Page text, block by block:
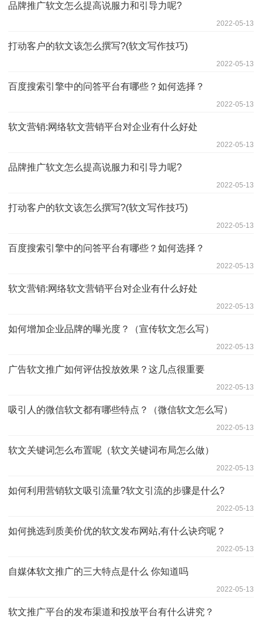
品牌推广软文怎么提高说服力和引导力呢?
2022-05-13
打动客户的软文该怎么撰写?(软文写作技巧)
2022-05-13
百度搜索引擎中的问答平台有哪些？如何选择？
2022-05-13
软文营销:网络软文营销平台对企业有什么好处
2022-05-13
品牌推广软文怎么提高说服力和引导力呢?
2022-05-13
打动客户的软文该怎么撰写?(软文写作技巧)
2022-05-13
百度搜索引擎中的问答平台有哪些？如何选择？
2022-05-13
软文营销:网络软文营销平台对企业有什么好处
2022-05-13
如何增加企业品牌的曝光度？（宣传软文怎么写）
2022-05-13
广告软文推广如何评估投放效果？这几点很重要
2022-05-13
吸引人的微信软文都有哪些特点？（微信软文怎么写）
2022-05-13
软文关键词怎么布置呢（软文关键词布局怎么做）
2022-05-13
如何利用营销软文吸引流量?软文引流的步骤是什么?
2022-05-13
如何挑选到质美价优的软文发布网站,有什么诀窍呢？
2022-05-13
自媒体软文推广的三大特点是什么 你知道吗
2022-05-13
软文推广平台的发布渠道和投放平台有什么讲究？